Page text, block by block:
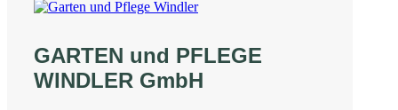
GARTEN und PFLEGE
WINDLER GmbH